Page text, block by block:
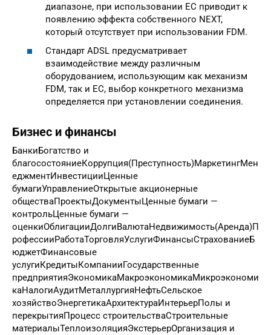
диапазоне, при использовании ЕС приводит к
появлению эффекта собственного NEXT,
который отсутствует при использовании FDM.
Стандарт ADSL предусматривает
взаимодействие между различным
оборудованием, использующим как механизм
FDM, так и EC, выбор конкретного механизма
определяется при установлении соединения.
Бизнес и финансы
БанкиБогатство и
благосостояниеКоррупция(Преступность)МаркетингМен
еджментИнвестицииЦенные
бумагиУправлениеОткрытые акционерные
обществаПроектыДокументыЦенные бумаги —
контрольЦенные бумаги —
оценкиОблигацииДолгиВалютаНедвижимость(Аренда)П
рофессииРаботаТорговляУслугиФинансыСтрахованиеБ
юджетФинансовые
услугиКредитыКомпанииГосударственные
предприятияЭкономикаМакроэкономикаМикроэкономи
каНалогиАудитМеталлургияНефтьСельское
хозяйствоЭнергетикаАрхитектураИнтерьерПолы и
перекрытияПроцесс строительстваСтроительные
материалыТеплоизоляцияЭкстерьерОрганизация и